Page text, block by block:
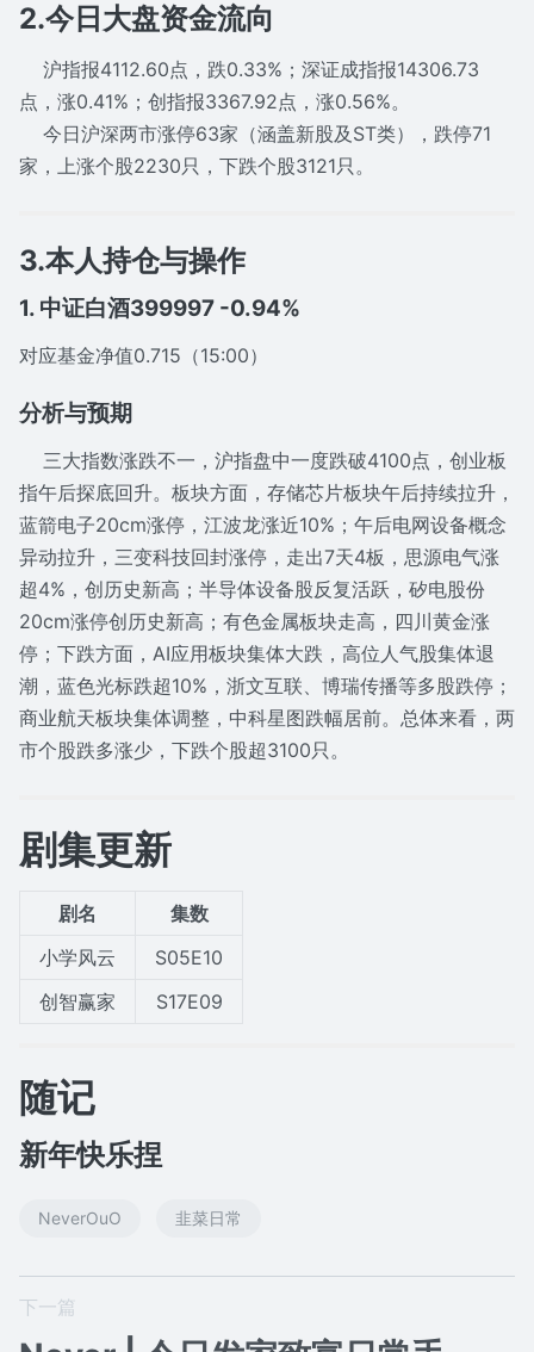
2.今日大盘资金流向
沪指报4112.60点，跌0.33%；深证成指报14306.73
点，涨0.41%；创指报3367.92点，涨0.56%。
今日沪深两市涨停63家（涵盖新股及ST类），跌停71
家，上涨个股2230只，下跌个股3121只。
3.本人持仓与操作
1. 中证白酒399997 -0.94%
对应基金净值0.715（15:00）
分析与预期
三大指数涨跌不一，沪指盘中一度跌破4100点，创业板
指午后探底回升。板块方面，存储芯片板块午后持续拉升，
蓝箭电子20cm涨停，江波龙涨近10%；午后电网设备概念
异动拉升，三变科技回封涨停，走出7天4板，思源电气涨
超4%，创历史新高；半导体设备股反复活跃，矽电股份
20cm涨停创历史新高；有色金属板块走高，四川黄金涨
停；下跌方面，AI应用板块集体大跌，高位人气股集体退
潮，蓝色光标跌超10%，浙文互联、博瑞传播等多股跌停；
商业航天板块集体调整，中科星图跌幅居前。总体来看，两
市个股跌多涨少，下跌个股超3100只。
剧集更新
剧名
集数
小学风云
S05E10
创智赢家
S17E09
随记
新年快乐捏
NeverOuO 韭菜日常
下一篇